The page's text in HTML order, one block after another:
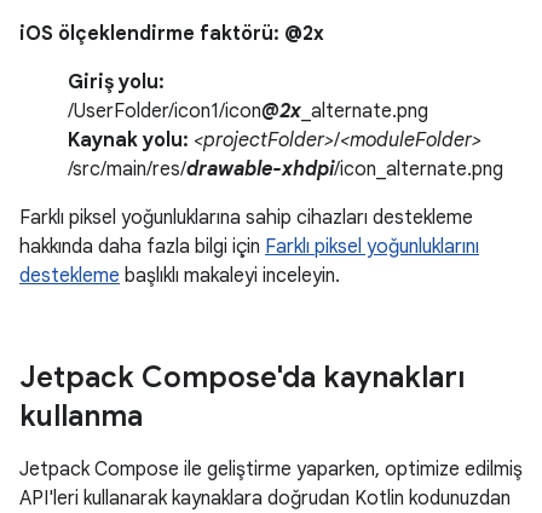
iOS ölçeklendirme faktörü: @2x
Giriş yolu:
/UserFolder/icon1/icon@2x _alternate.png
Kaynak yolu: <projectFolder>/<moduleFolder>
/src/main/res/drawable-xhdpi/icon_alternate.png
Farklı piksel yoğunluklarına sahip cihazları destekleme
hakkında daha fazla bilgi için Farklı piksel yoğunluklarını
destekleme başlıklı makaleyi inceleyin.
Jetpack Compose'da kaynakları
kullanma
Jetpack Compose ile geliştirme yaparken, optimize edilmiş
API'leri kullanarak kaynaklara doğrudan Kotlin kodunuzdan